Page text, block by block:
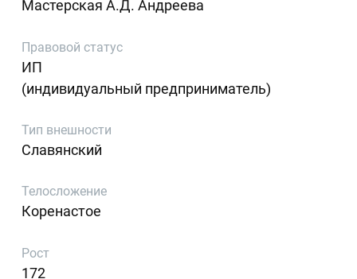
Мастерская А.Д. Андреева
Правовой статус
ИП
(индивидуальный предприниматель)
Тип внешности
Славянский
Телосложение
Коренастое
Рост
172